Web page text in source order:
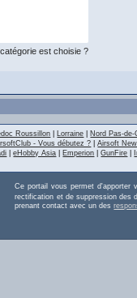
est choisie ?
Roussillon Lorraine Nord Pas-de-
- Vous débutez ? |Airsoft
|eHobby Asia Emperion |GunFire
Ce portail vous permet
rectification et de suppression
prenant contact avec un des